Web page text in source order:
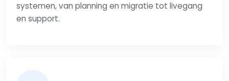
systemen, van planning en migratie tot livegang
en support.